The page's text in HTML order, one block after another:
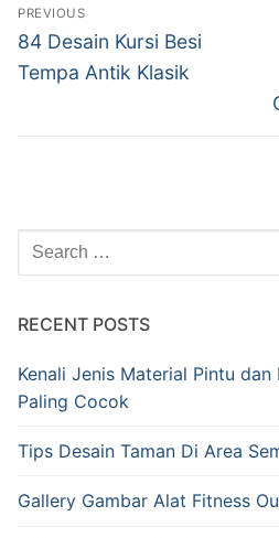
PREVIOUS
84 Desain Kursi Besi
Tempa Antik Klasik
RECENT POSTS
Kenali Jenis Material Pintu dan
Paling Cocok
Tips Desain Taman Di Area
Gallery Gambar Alat Fitness